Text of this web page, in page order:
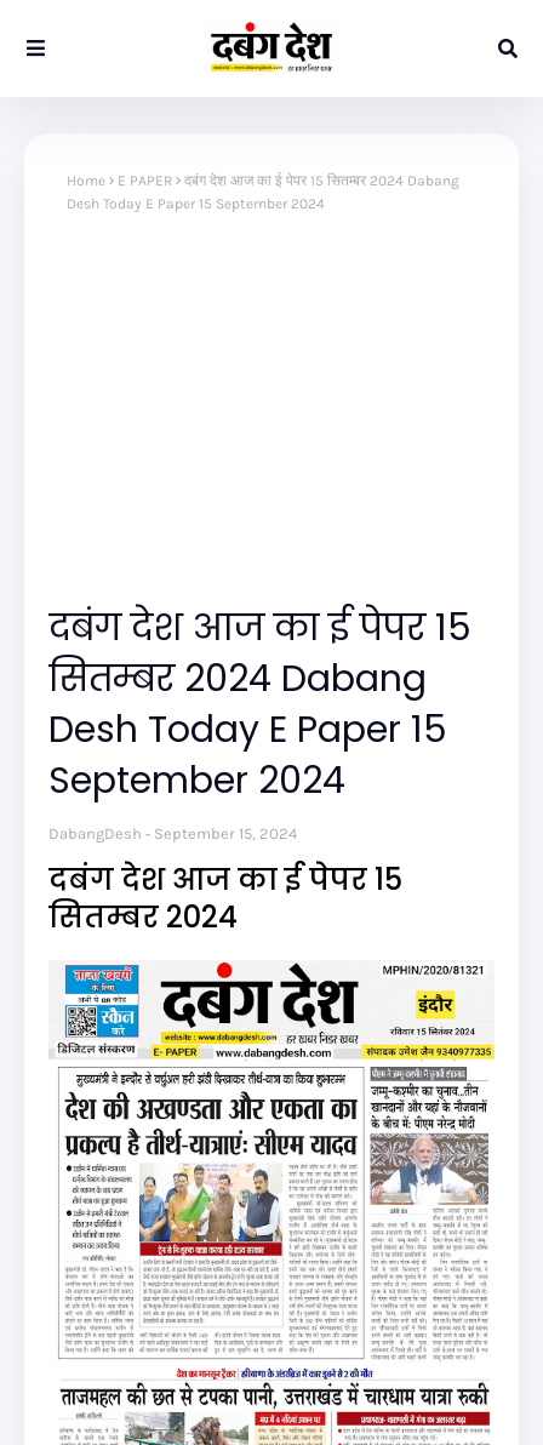
Home E PAPER
दबंग देश आज का ई पेपर 15 सितम्बर 2024 Dabang
Desh Today E Paper 15 September 2024
दबंग देश आज का ई पेपर 15
सितम्बर 2024 Dabang
Desh Today E Paper 15
September 2024
DabangDesh September 15, 2024
दबंग देश आज का ई पेपर 15
सितम्बर 2024